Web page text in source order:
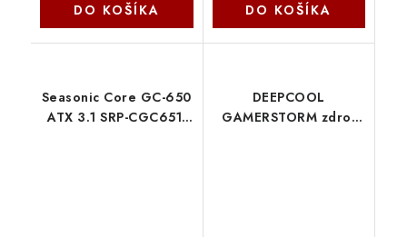
DO KOŠÍKA DO KOŠÍKA
Seasonic Core GC-650
ATX 3.1 SRP-CGC651-
DEEPCOOL
GAMERSTORM zdroj